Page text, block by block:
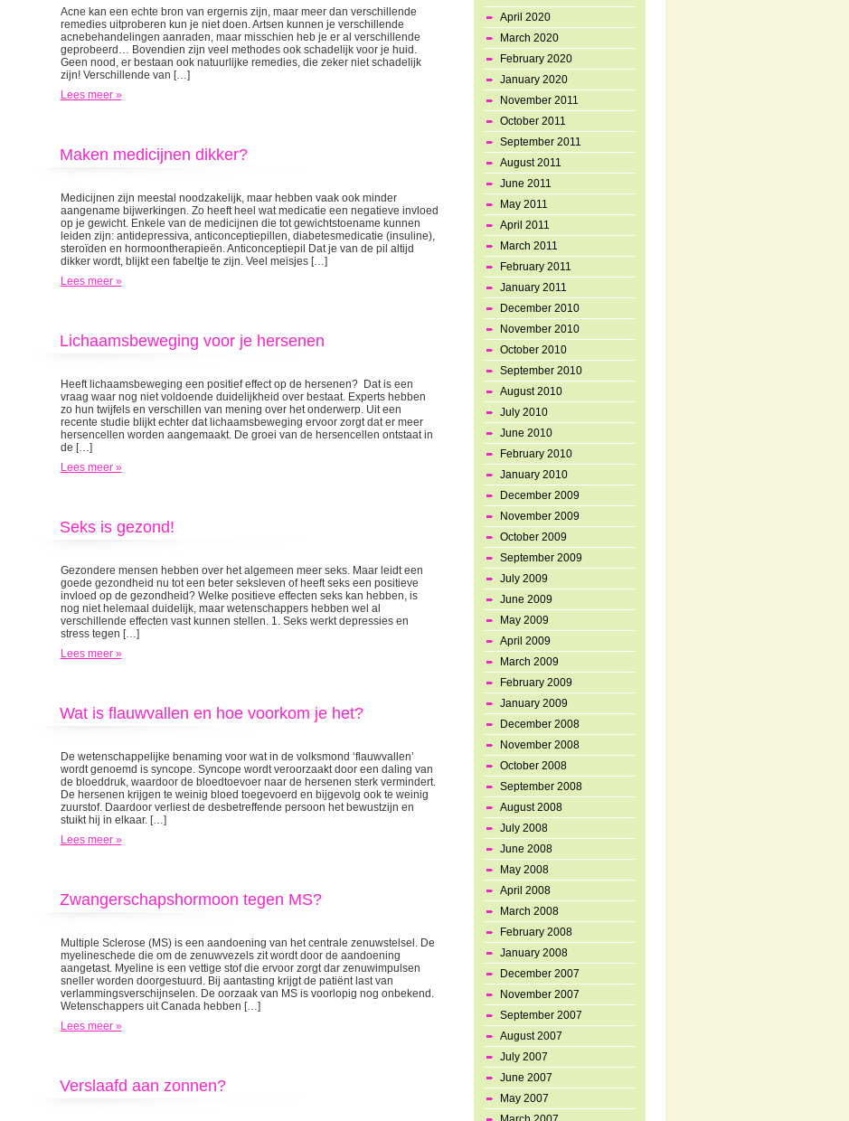
Acne kan een echte bron van ergernis zijn, maar meer dan verschillende
remedies uitproberen kun je niet doen. Artsen kunnen je verschillende
acnebehandelingen aanraden, maar misschien heb je er al verschillende
geprobeerd… Bovendien zijn veel methodes ook schadelijk voor je huid.
Geen nood, er bestaan ook natuurlijke remedies, die zeker niet schadelijk
zijn! Verschillende van […]
Lees meer »
Maken medicijnen dikker?
Medicijnen zijn meestal noodzakelijk, maar hebben vaak ook minder
aangename bijwerkingen. Zo heeft heel wat medicatie een negatieve invloed
op je gewicht. Enkele van de medicijnen die tot gewichtstoename kunnen
leiden zijn: antidepressiva, anticonceptiepillen, diabetesmedicatie (insuline),
steroïden en hormoontherapieën. Anticonceptiepil Dat je van de pil altijd
dikker wordt, blijkt een fabeltje te zijn. Veel meisjes […]
Lees meer »
Lichaamsbeweging voor je hersenen
Heeft lichaamsbeweging een positief effect op de hersenen? Dat is een
vraag waar nog niet voldoende duidelijkheid over bestaat. Experts hebben
zo hun twijfels en verschillen van mening over het onderwerp. Uit een
recente studie blijkt echter dat lichaamsbeweging ervoor zorgt dat er meer
hersencellen worden aangemaakt. De groei van de hersencellen ontstaat in
de […]
Lees meer »
Seks is gezond!
Gezondere mensen hebben over het algemeen meer seks. Maar leidt een
goede gezondheid nu tot een beter seksleven of heeft seks een positieve
invloed op de gezondheid? Welke positieve effecten seks kan hebben, is
nog niet helemaal duidelijk, maar wetenschappers hebben wel al
verschillende effecten vast kunnen stellen. 1. Seks werkt depressies en
stress tegen […]
Lees meer »
Wat is flauwvallen en hoe voorkom je het?
De wetenschappelijke benaming voor wat in de volksmond ‘flauwvallen’
wordt genoemd is syncope. Syncope wordt veroorzaakt door een daling van
de bloeddruk, waardoor de bloedtoevoer naar de hersenen sterk vermindert.
De hersenen krijgen te weinig bloed toegevoerd en bijgevolg ook te weinig
zuurstof. Daardoor verliest de desbetreffende persoon het bewustzijn en
stuikt hij in elkaar. […]
Lees meer »
Zwangerschapshormoon tegen MS?
Multiple Sclerose (MS) is een aandoening van het centrale zenuwstelsel. De
myelineschede die om de zenuwvezels zit wordt door de aandoening
aangetast. Myeline is een vettige stof die ervoor zorgt dar zenuwimpulsen
sneller worden doorgestuurd. Bij aantasting krijgt de patiënt last van
verlammingsverschijnselen. De oorzaak van MS is voorlopig nog onbekend.
Wetenschappers uit Canada hebben […]
Lees meer »
Verslaafd aan zonnen?
April 2020
March 2020
February 2020
January 2020
November 2011
October 2011
September 2011
August 2011
June 2011
May 2011
April 2011
March 2011
February 2011
January 2011
December 2010
November 2010
October 2010
September 2010
August 2010
July 2010
June 2010
February 2010
January 2010
December 2009
November 2009
October 2009
September 2009
July 2009
June 2009
May 2009
April 2009
March 2009
February 2009
January 2009
December 2008
November 2008
October 2008
September 2008
August 2008
July 2008
June 2008
May 2008
April 2008
March 2008
February 2008
January 2008
December 2007
November 2007
September 2007
August 2007
July 2007
June 2007
May 2007